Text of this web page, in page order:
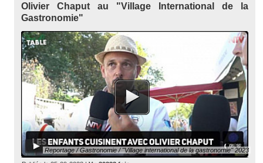
Olivier Chaput au "Village International de la
Gastronomie"
Reportage / Gastronomie / "Village international de la gastronomie" 2023